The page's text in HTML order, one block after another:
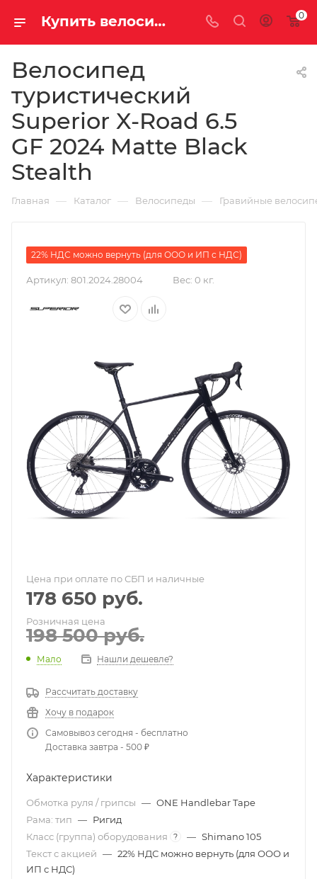
Купить велосипед для туризма Superior X-Road 6.5 GF 2024 Matte Black Stealth за 178650.00000000 рублей в Саратове и Энгельсе 0
Велосипед
туристический
Superior X-Road 6.5
GF 2024 Matte Black
Stealth
Главная — Каталог — Велосипеды — Гравийные
22% НДС можно вернуть (для ООО и ИП с НДС)
Артикул: 801.2024.28004 Вес: 0 кг.
Цена при оплате по СБП и наличные
178 650 руб.
Розничная цена
198 500руб.
Мало Нашли дешевле?
Рассчитать доставку
Хочу в подарок
Самовывоз сегодня - бесплатно
Доставка завтра - 500 ₽
Характеристики
Обмотка руля / грипсы — ONE Handlebar Tape
Рама: тип — Ригид
Класс (группа) оборудования
? — Shimano 105
Текст с акцией — 22% НДС можно вернуть (для ООО и
ИП с НДС)